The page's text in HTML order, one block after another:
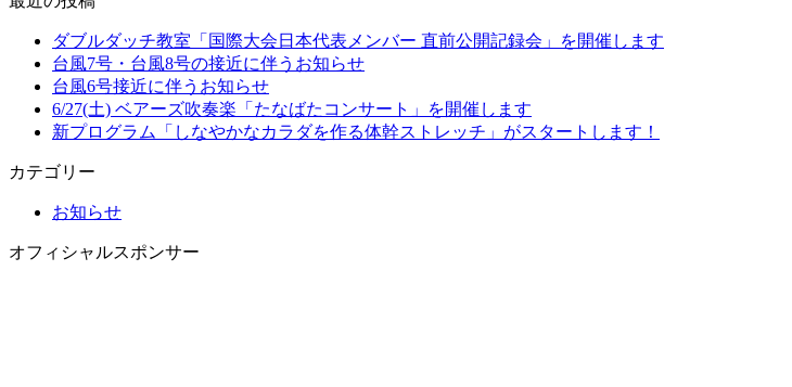
ダブルダッチ教室「国際大会日本代表メンバー 直前公開記録会」を開催します
台風7号・台風8号の接近に伴うお知らせ
台風6号接近に伴うお知らせ
6/27(土) ベアーズ吹奏楽「たなばたコンサート」を開催します
新プログラム「しなやかなカラダを作る体幹ストレッチ」がスタートします！
カテゴリー
お知らせ
オフィシャルスポンサー